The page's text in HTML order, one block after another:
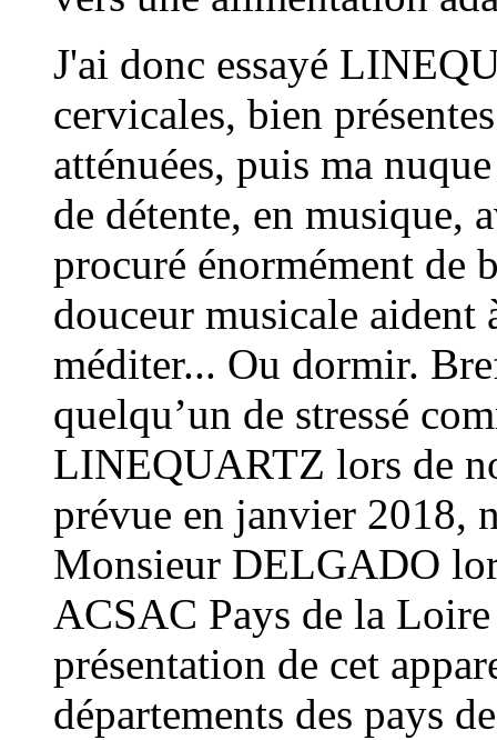
J'ai donc essayé
cervicales, bien
atténuées, puis ma
de détente, en
procuré énormément de
douceur musicale aident
méditer... Ou dormir.
quelqu’un de stressé
LINEQUARTZ lors de
prévue en janvier 2018,
Monsieur DELGADO
ACSAC Pays de la
présentation de cet
départements des pays